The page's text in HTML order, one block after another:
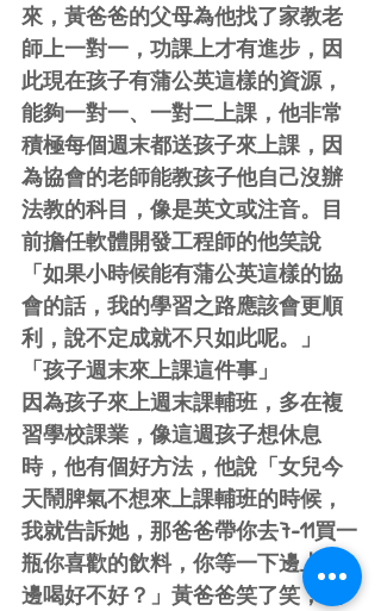
來，黃爸爸的父母為他找了家教老
師上一對一，功課上才有進步，因
此現在孩子有蒲公英這樣的資源，
能夠一對一、一對二上課，他非常
積極每個週末都送孩子來上課，因
為協會的老師能教孩子他自己沒辦
法教的科目，像是英文或注音。目
前擔任軟體開發工程師的他笑說
「如果小時候能有蒲公英這樣的協
會的話，我的學習之路應該會更順
利，說不定成就不只如此呢。」
「孩子週末來上課這件事」
因為孩子來上週末課輔班，多在複
習學校課業，像這週孩子想休息
時，他有個好方法，他說「女兒今
天鬧脾氣不想來上課輔班的時候，
我就告訴她，那爸爸帶你去7-11買一
瓶你喜歡的飲料，你等一下邊上課
邊喝好不好？」黃爸爸笑了笑，表